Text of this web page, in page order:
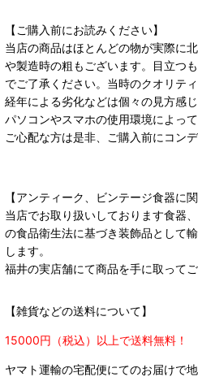
【ご購入前にお読みください】
当店の商品はほとんどの物が実際に
や製造時の粗もございます。目立つ
でご了承ください。当時のクオリテ
経年による劣化などは個々の見方感
パソコンやスマホの使用環境によっ
ご心配な方は是非、ご購入前にコン
【アンティーク、ビンテージ食器に関
当店でお取り扱いしております食器
の食品衛生法に基づき装飾品として
します。
福井の実店舗にて商品を手に取ってご
【雑貨などの送料について】
15000円（税込）以上で送料無料！
ヤマト運輸の宅配便にてのお届けで